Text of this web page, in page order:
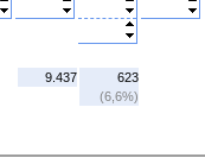
9.437
623
(6,6%)